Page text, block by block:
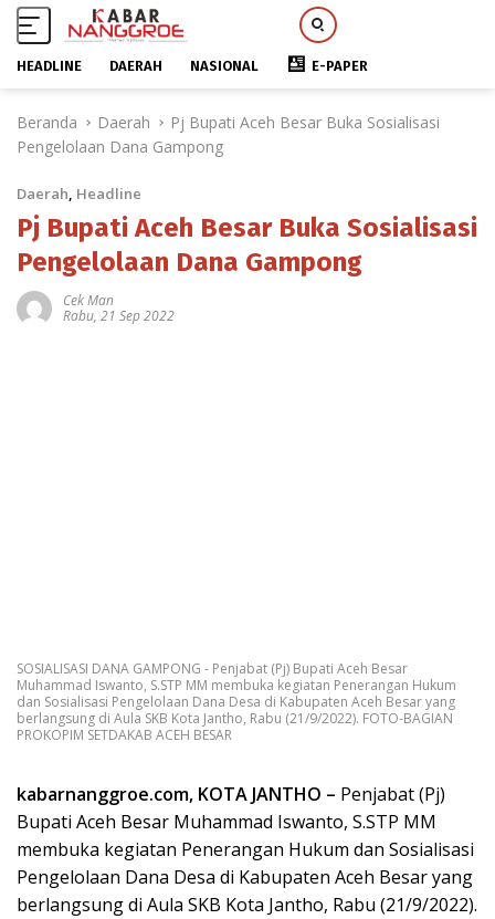
HEADLINE DAERAH NASIONAL E-PAPER
Beranda Daerah
Pj Bupati Aceh Besar Buka Sosialisasi
Pengelolaan Dana Gampong
Daerah, Headline
Pj Bupati Aceh Besar Buka Sosialisasi
Pengelolaan Dana Gampong
Cek Man
Rabu, 21 Sep 2022
SOSIALISASI DANA GAMPONG - Penjabat (Pj) Bupati Aceh Besar
Muhammad Iswanto, S.STP MM membuka kegiatan Penerangan Hukum
dan Sosialisasi Pengelolaan Dana Desa di Kabupaten Aceh Besar yang
berlangsung di Aula SKB Kota Jantho, Rabu (21/9/2022). FOTO-BAGIAN
PROKOPIM SETDAKAB ACEH BESAR
kabarnanggroe.com, KOTA JANTHO – Penjabat (Pj)
Bupati Aceh Besar Muhammad Iswanto, S.STP MM
membuka kegiatan Penerangan Hukum dan Sosialisasi
Pengelolaan Dana Desa di Kabupaten Aceh Besar yang
berlangsung di Aula SKB Kota Jantho, Rabu (21/9/2022).